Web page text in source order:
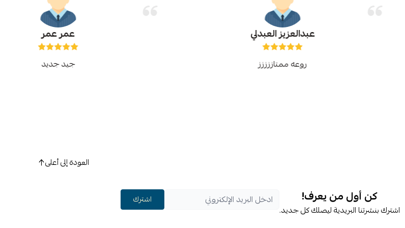
عبدالعزيز العبدلي
روعه ممتاززززز
عمر عمر
جيد جديد
العودة إلى أعلى
كن أول من يعرف!
اشترك بنشرتنا البريدية ليصلك كل جديد.
اشترك